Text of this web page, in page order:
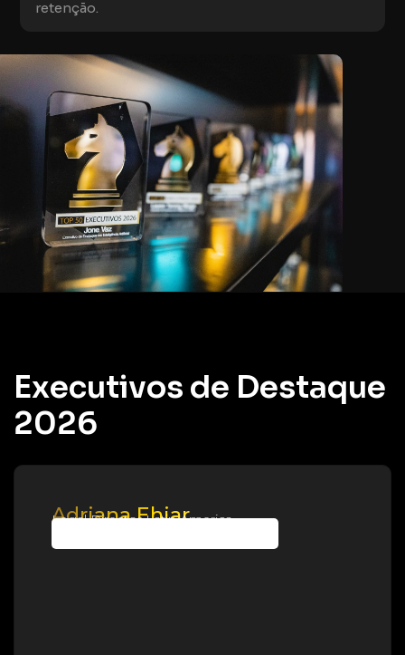
retenção.
Executivos de Destaque
2026
Adriana Ehiar
Legal Director Latin America